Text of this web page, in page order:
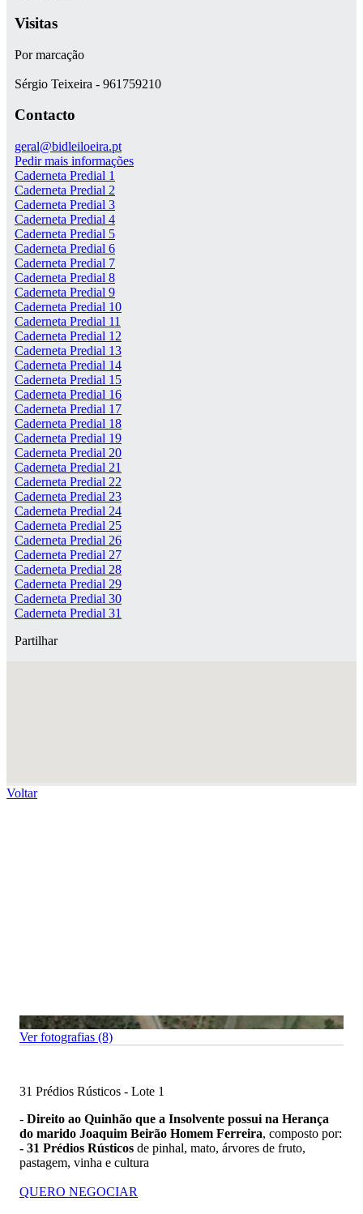
Visitas
Por marcação
Sérgio Teixeira - 961759210
Contacto
geral@bidleiloeira.pt
Pedir mais informações
Caderneta Predial 1
Caderneta Predial 2
Caderneta Predial 3
Caderneta Predial 4
Caderneta Predial 5
Caderneta Predial 6
Caderneta Predial 7
Caderneta Predial 8
Caderneta Predial 9
Caderneta Predial 10
Caderneta Predial 11
Caderneta Predial 12
Caderneta Predial 13
Caderneta Predial 14
Caderneta Predial 15
Caderneta Predial 16
Caderneta Predial 17
Caderneta Predial 18
Caderneta Predial 19
Caderneta Predial 20
Caderneta Predial 21
Caderneta Predial 22
Caderneta Predial 23
Caderneta Predial 24
Caderneta Predial 25
Caderneta Predial 26
Caderneta Predial 27
Caderneta Predial 28
Caderneta Predial 29
Caderneta Predial 30
Caderneta Predial 31
Partilhar
Voltar
Ver fotografias (8)
31 Prédios Rústicos - Lote 1
- Direito ao Quinhão que a Insolvente possui na Herança
do marido Joaquim Beirão Homem Ferreira, composto por:
- 31 Prédios Rústicos de pinhal, mato, árvores de fruto,
pastagem, vinha e cultura
QUERO NEGOCIAR